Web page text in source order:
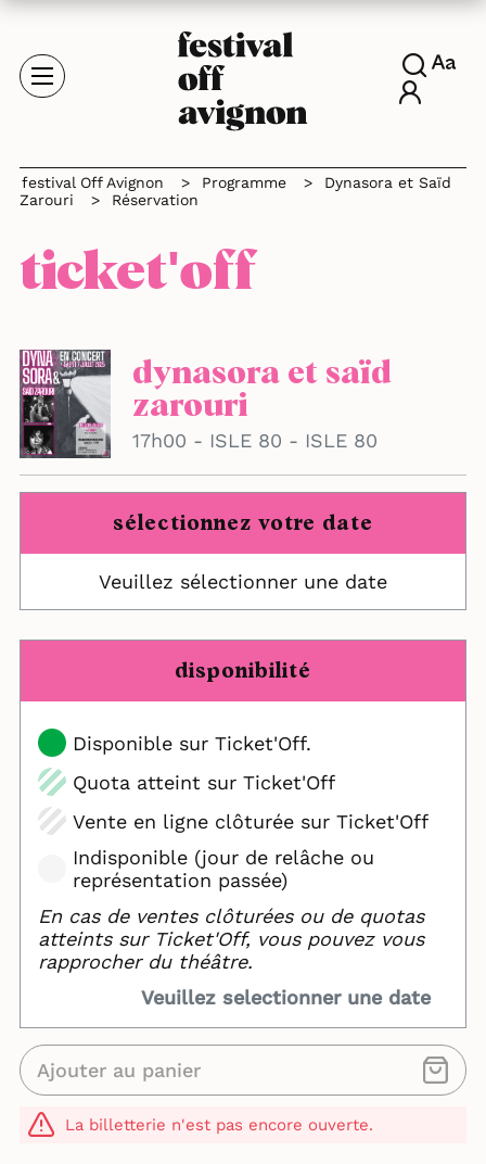
festival Off Avignon > Programme >
Dynasora et Saïd
Zarouri
> Réservation
ticket'off
dynasora et saïd
zarouri
17h00 - ISLE 80 - ISLE 80
sélectionnez votre date
Veuillez sélectionner une date
disponibilité
Disponible sur Ticket'Off.
Quota atteint sur Ticket'Off
Vente en ligne clôturée sur Ticket'Off
Indisponible (jour de relâche ou
représentation passée)
En cas de ventes clôturées ou de quotas
atteints sur Ticket'Off, vous pouvez vous
rapprocher du théâtre.
Veuillez selectionner une date
Ajouter au panier
La billetterie n'est pas encore ouverte.